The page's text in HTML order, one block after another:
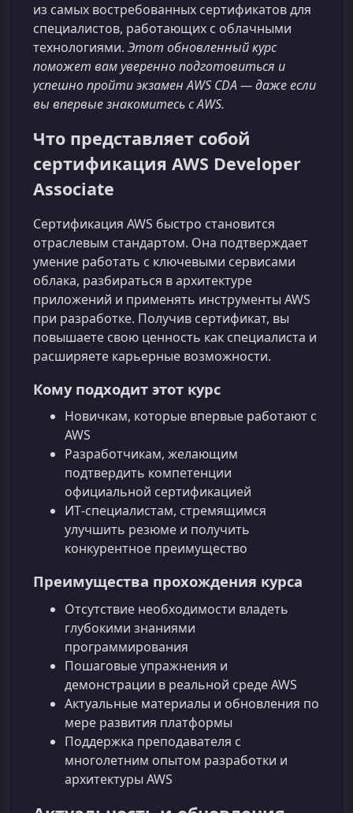
из самых востребованных сертификатов для
специалистов, работающих с облачными
технологиями. Этот обновленный курс
поможет вам уверенно подготовиться и
успешно пройти экзамен AWS CDA — даже если
вы впервые знакомитесь с AWS.
Что представляет собой
сертификация AWS Developer
Associate
Сертификация AWS быстро становится
отраслевым стандартом. Она подтверждает
умение работать с ключевыми сервисами
облака, разбираться в архитектуре
приложений и применять инструменты AWS
при разработке. Получив сертификат, вы
повышаете свою ценность как специалиста и
расширяете карьерные возможности.
Кому подходит этот курс
Новичкам, которые впервые работают с
AWS
Разработчикам, желающим
подтвердить компетенции
официальной сертификацией
ИТ‑специалистам, стремящимся
улучшить резюме и получить
конкурентное преимущество
Преимущества прохождения курса
Отсутствие необходимости владеть
глубокими знаниями
программирования
Пошаговые упражнения и
демонстрации в реальной среде AWS
Актуальные материалы и обновления по
мере развития платформы
Поддержка преподавателя с
многолетним опытом разработки и
архитектуры AWS